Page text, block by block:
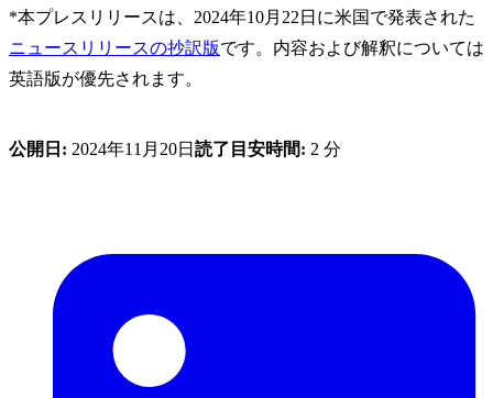
*本プレスリリースは、2024年10月22日に米国で発表された
ニュースリリースの抄訳版です。内容および解釈については
英語版が優先されます。
公開日: 2024年11月20日 読了目安時間: 2 分